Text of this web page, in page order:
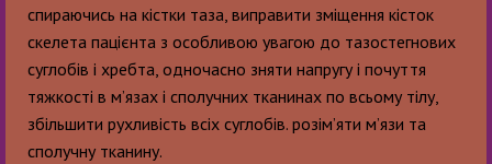
спираючись на кістки таза, виправити зміщення кісток
скелета пацієнта з особливою увагою до тазостегнових
суглобів і хребта, одночасно зняти напругу і почуття
тяжкості в м’язах і сполучних тканинах по всьому тілу,
збільшити рухливість всіх суглобів. розім’яти м’язи та
сполучну тканину.